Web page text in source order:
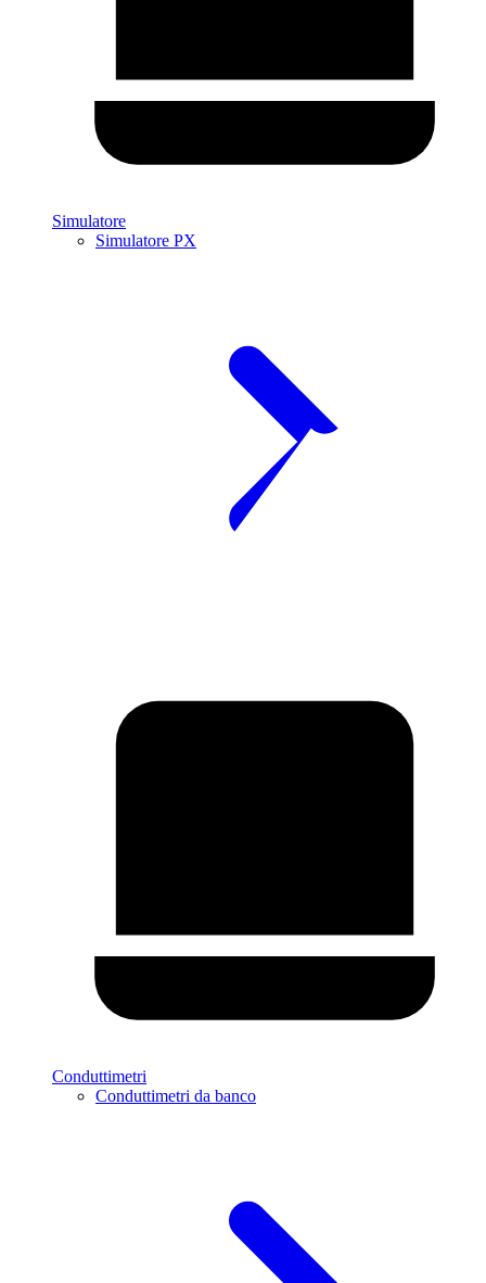
Simulatore
Simulatore PX
Conduttimetri
Conduttimetri da banco